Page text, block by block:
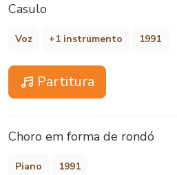
Casulo
Voz +1 instrumento 1991
Partitura
Choro em forma de rondó
Piano 1991